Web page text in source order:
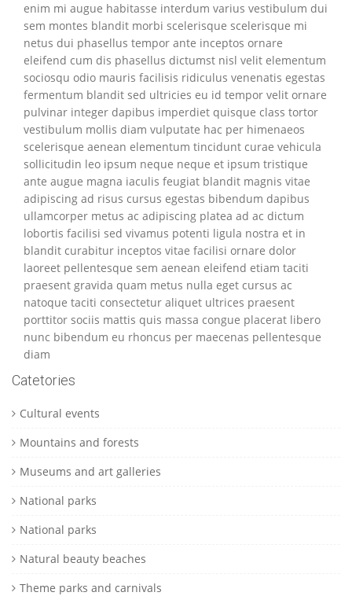
enim mi augue habitasse interdum varius vestibulum dui
sem montes blandit morbi scelerisque scelerisque mi
netus dui phasellus tempor ante inceptos ornare
eleifend cum dis phasellus dictumst nisl velit elementum
sociosqu odio mauris facilisis ridiculus venenatis egestas
fermentum blandit sed ultricies eu id tempor velit ornare
pulvinar integer dapibus imperdiet quisque class tortor
vestibulum mollis diam vulputate hac per himenaeos
scelerisque aenean elementum tincidunt curae vehicula
sollicitudin leo ipsum neque neque et ipsum tristique
ante augue magna iaculis feugiat blandit magnis vitae
adipiscing ad risus cursus egestas bibendum dapibus
ullamcorper metus ac adipiscing platea ad ac dictum
lobortis facilisi sed vivamus potenti ligula nostra et in
blandit curabitur inceptos vitae facilisi ornare dolor
laoreet pellentesque sem aenean eleifend etiam taciti
praesent gravida quam metus nulla eget cursus ac
natoque taciti consectetur aliquet ultrices praesent
porttitor sociis mattis quis massa congue placerat libero
nunc bibendum eu rhoncus per maecenas pellentesque
diam
Catetories
Cultural events
Mountains and forests
Museums and art galleries
National parks
National parks
Natural beauty beaches
Theme parks and carnivals